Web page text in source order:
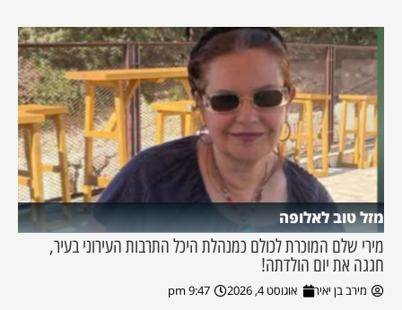
מזל טוב לאלופה
מירי שלם המוכרת לכולם כמנהלת היכל התרבות העירוני בעיר,
חגגה את יום הולדתה!
מירב בן יאיר אוגוסט 4, 2026 9:47 pm